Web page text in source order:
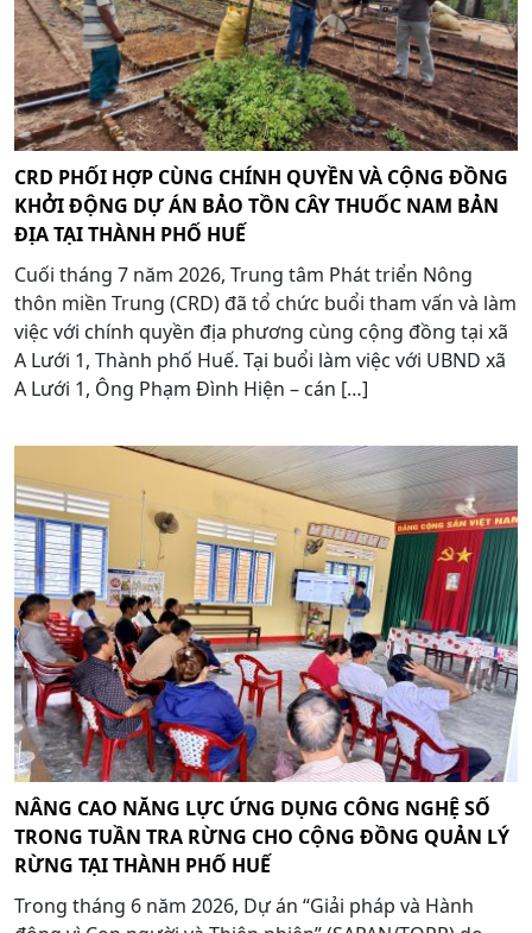
CRD PHỐI HỢP CÙNG CHÍNH QUYỀN VÀ CỘNG ĐỒNG
KHỞI ĐỘNG DỰ ÁN BẢO TỒN CÂY THUỐC NAM BẢN
ĐỊA TẠI THÀNH PHỐ HUẾ
Cuối tháng 7 năm 2026, Trung tâm Phát triển Nông
thôn miền Trung (CRD) đã tổ chức buổi tham vấn và làm
việc với chính quyền địa phương cùng cộng đồng tại xã
A Lưới 1, Thành phố Huế. Tại buổi làm việc với UBND xã
A Lưới 1, Ông Phạm Đình Hiện – cán […]
NÂNG CAO NĂNG LỰC ỨNG DỤNG CÔNG NGHỆ SỐ
TRONG TUẦN TRA RỪNG CHO CỘNG ĐỒNG QUẢN LÝ
RỪNG TẠI THÀNH PHỐ HUẾ
Trong tháng 6 năm 2026, Dự án “Giải pháp và Hành